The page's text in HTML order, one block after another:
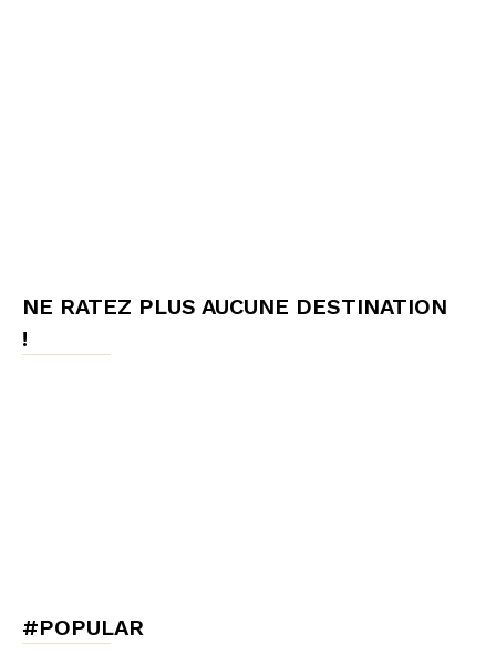
NE RATEZ PLUS AUCUNE DESTINATION
!
#POPULAR